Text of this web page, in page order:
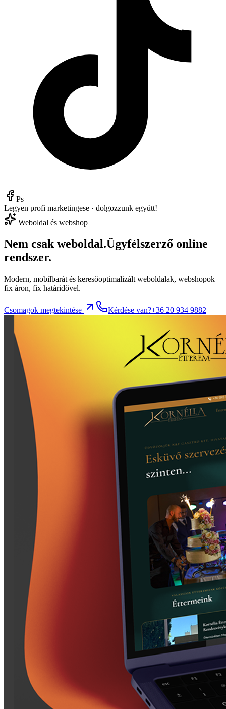
Ps
Legyen profi marketingese · dolgozzunk együtt!
Weboldal és webshop
Nem csak weboldal.Ügyfélszerző online
rendszer.
Modern, mobilbarát és keresőoptimalizált weboldalak, webshopok –
fix áron, fix határidővel.
Csomagok megtekintése Kérdése van?+36 20 934 9882